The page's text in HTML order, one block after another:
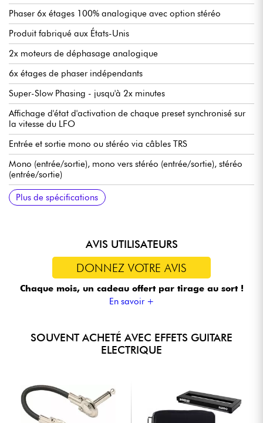
Phaser 6x étages 100% analogique avec option stéréo
Produit fabriqué aux États-Unis
2x moteurs de déphasage analogique
6x étages de phaser indépendants
Super-Slow Phasing - jusqu'à 2x minutes
Affichage d'état d'activation de chaque preset synchronisé sur
la vitesse du LFO
Entrée et sortie mono ou stéréo via câbles TRS
Mono (entrée/sortie), mono vers stéréo (entrée/sortie), stéréo
(entrée/sortie)
Fonctionne avec un bloc d'alimentation 9VDC optionnel (fiche
cylindrique 2,1 x 5,5 mm, polarité négative à l'intérieur,
131 x 70 x 60 mm
292 g
Plus de spécifications
AVIS UTILISATEURS
DONNEZ VOTRE AVIS
Chaque mois, un cadeau offert par tirage au sort !
En savoir +
SOUVENT ACHETÉ AVEC EFFETS GUITARE
ELECTRIQUE